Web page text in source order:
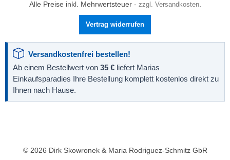
Alle Preise inkl. Mehrwertsteuer - zzgl. Versandkosten.
Vertrag widerrufen
Versandkostenfrei bestellen!
Ab einem Bestellwert von 35 € liefert Marias
Einkaufsparadies Ihre Bestellung komplett kostenlos direkt zu
Ihnen nach Hause.
© 2026 Dirk Skowronek & Maria Rodriguez-Schmitz GbR